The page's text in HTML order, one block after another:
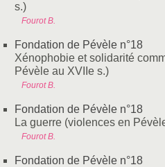
s.)
Fourot B.
Fondation de Pévèle n°18
Xénophobie et solidarité
Pévèle au XVIIe s.)
Fourot B.
Fondation de Pévèle n°18
La guerre (violences en
Fourot B.
Fondation de Pévèle n°18